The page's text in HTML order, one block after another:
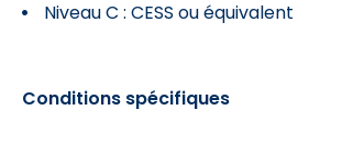
Niveau C : CESS ou équivalent
Conditions spécifiques